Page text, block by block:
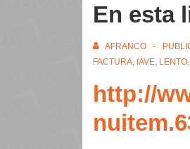
En esta
AFRANCO
FACTURA, IAVE, LENTO,
http://